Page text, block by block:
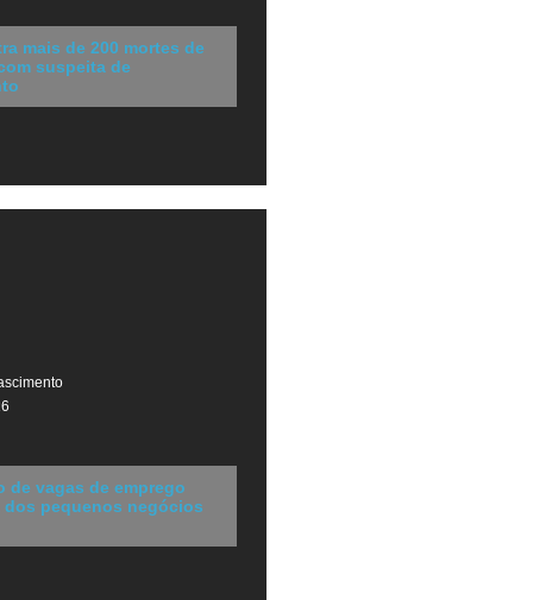
mais de 200 mortes de
suspeita de
de vagas de emprego
dos pequenos negócios